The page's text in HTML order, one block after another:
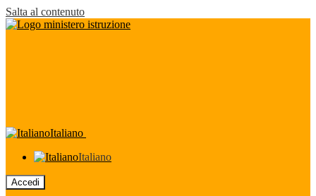
Salta al contenuto
Italiano
Italiano
Accedi